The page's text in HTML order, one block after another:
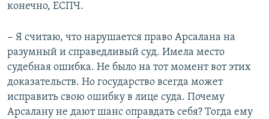
конечно, ЕСПЧ.
− Я считаю, что нарушается право Арсалана на
разумный и справедливый суд. Имела место
судебная ошибка. Не было на тот момент вот этих
доказательств. Но государство всегда может
исправить свою ошибку в лице суда. Почему
Арсалану не дают шанс оправдать себя? Тогда ему